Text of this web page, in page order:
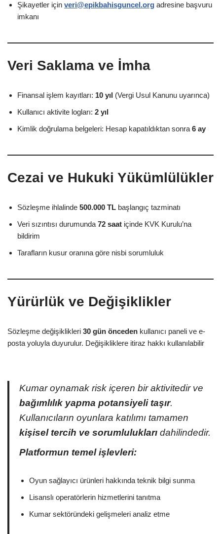
Şikayetler için veri@epikbahisguncel.org adresine başvuru
imkanı
Veri Saklama ve İmha
Finansal işlem kayıtları: 10 yıl (Vergi Usul Kanunu uyarınca)
Kullanıcı aktivite logları: 2 yıl
Kimlik doğrulama belgeleri: Hesap kapatıldıktan sonra 6 ay
Cezai ve Hukuki Yükümlülükler
Sözleşme ihlalinde 500.000 TL başlangıç tazminatı
Veri sızıntısı durumunda 72 saat içinde KVK Kurulu’na
bildirim
Tarafların kusur oranına göre nisbi sorumluluk
Yürürlük ve Değişiklikler
Sözleşme değişiklikleri 30 gün önceden kullanıcı paneli ve e-
posta yoluyla duyurulur. Değişikliklere itiraz hakkı kullanılabilir
Kumar oynamak risk içeren bir aktivitedir ve
bağımlılık yapma potansiyeli taşır.
Kullanıcıların oyunlara katılımı tamamen
kişisel tercih ve sorumlulukları dahilindedir.
Platformun temel işlevleri:
Oyun sağlayıcı ürünleri hakkında teknik bilgi sunma
Lisanslı operatörlerin hizmetlerini tanıtma
Kumar sektöründeki gelişmeleri analiz etme